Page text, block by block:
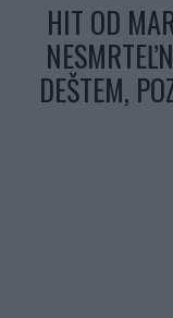
HIT OD
DEŠTEM,